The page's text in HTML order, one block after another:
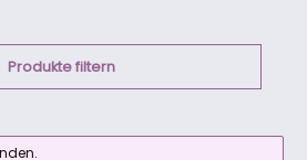
Produkte filtern